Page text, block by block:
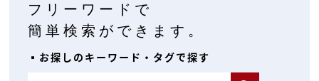
フリーワードで
簡単検索ができます。
▪︎お探しのキーワード・タグで探す